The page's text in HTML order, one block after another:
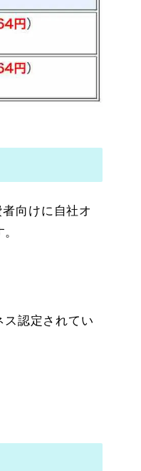
向けに自社オ
認定されてい